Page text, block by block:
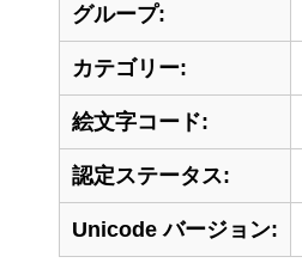
グループ:
カテゴリー:
絵文字コード:
認定ステータス:
Unicode バージョン: